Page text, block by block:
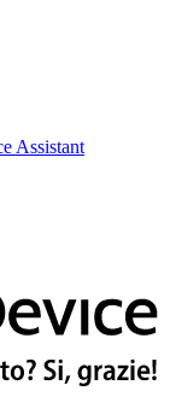
Assistant